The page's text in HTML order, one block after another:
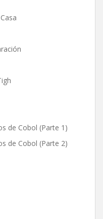
de Cobol (Parte 1)
de Cobol (Parte 2)